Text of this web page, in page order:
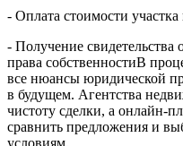
- Оплата стоимости
- Получение свидетельства
права собственностиВ
все нюансы юридической
в будущем. Агентства
чистоту сделки, а онлайн-
сравнить предложения и
условиям.